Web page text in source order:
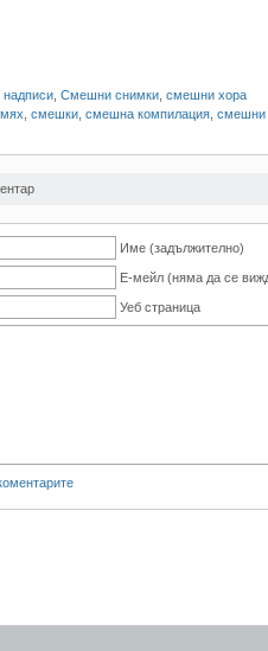
Смешни снимки смешни хора
смешки смешна компилация смешни
Име (задължително)
Е-мейл (няма да се
Уеб страница